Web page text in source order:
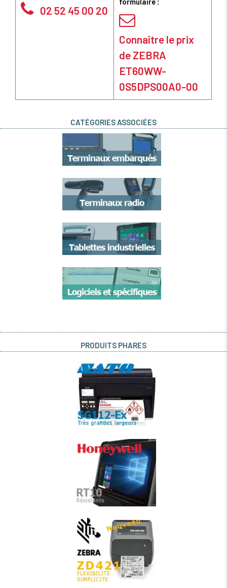
02 52 45 00 20
Connaître le prix
de ZEBRA
ET60WW-
0S5DPS00A0-00
CATÉGORIES ASSOCIÉES
PRODUITS PHARES